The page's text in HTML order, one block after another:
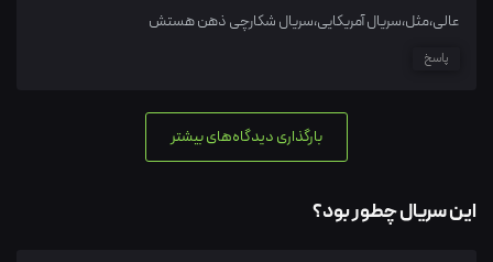
عالی،مثل،سریال آمریکایی،سریال شکارچی ذهن هستش
پاسخ
بارگذاری دیدگاه‌های بیشتر
این سریال چطور بود؟